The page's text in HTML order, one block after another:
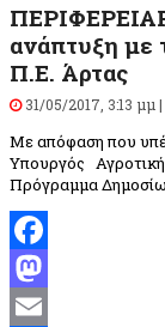
ανάπτυξη με
Π.Ε. Άρτας
31/05/2017, 3:13 μμ |
Με απόφαση που
Υπουργός
Πρόγραμμα
Facebook
Mastodon